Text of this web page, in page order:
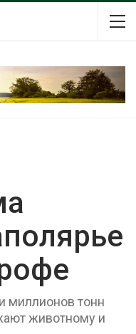
миллионов тонн
животному и